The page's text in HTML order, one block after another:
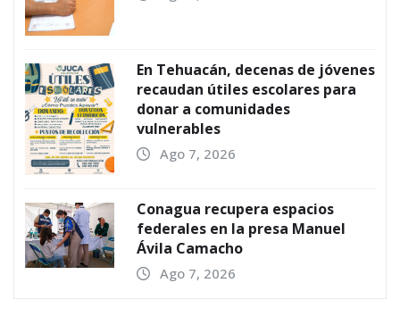
En Tehuacán, decenas de jóvenes
recaudan útiles escolares para
donar a comunidades
vulnerables
Ago 7, 2026
Conagua recupera espacios
federales en la presa Manuel
Ávila Camacho
Ago 7, 2026